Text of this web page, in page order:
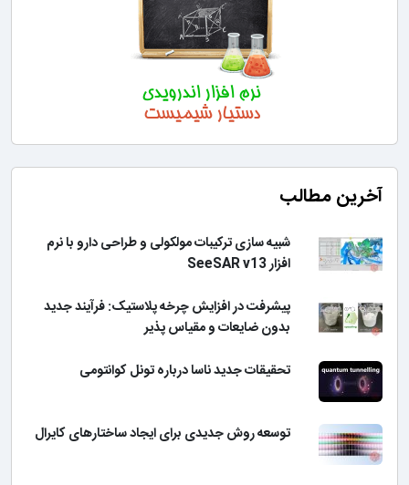
آخرین مطالب
شبیه سازی ترکیبات مولکولی و طراحی دارو با نرم
افزار SeeSAR v13
پیشرفت در افزایش چرخه پلاستیک: فرآیند جدید
بدون ضایعات و مقیاس پذیر
تحقیقات جدید ناسا درباره تونل کوانتومی
توسعه روش جدیدی برای ایجاد ساختارهای کایرال